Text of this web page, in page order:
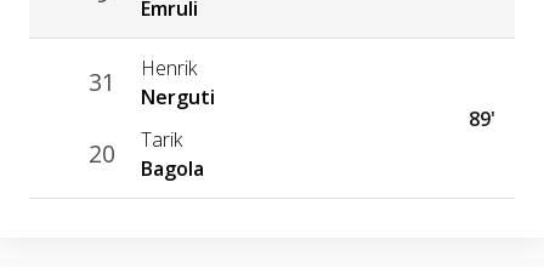
Emruli
31
Henrik
Nerguti
20
Tarik
Bagola
89'